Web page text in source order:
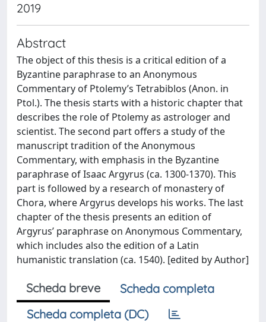
2019
Abstract
The object of this thesis is a critical edition of a
Byzantine paraphrase to an Anonymous
Commentary of Ptolemy’s Tetrabiblos (Anon. in
Ptol.). The thesis starts with a historic chapter that
describes the role of Ptolemy as astrologer and
scientist. The second part offers a study of the
manuscript tradition of the Anonymous
Commentary, with emphasis in the Byzantine
paraphrase of Isaac Argyrus (ca. 1300-1370). This
part is followed by a research of monastery of
Chora, where Argyrus develops his works. The last
chapter of the thesis presents an edition of
Argyrus’ paraphrase on Anonymous Commentary,
which includes also the edition of a Latin
humanistic translation (ca. 1540). [edited by Author]
Scheda breve
Scheda completa
Scheda completa (DC)